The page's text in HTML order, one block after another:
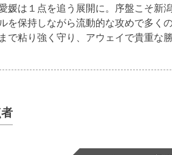
は１点を追う展開に。序盤こそ新
保持しながら流動的な攻めで多く
粘り強く守り、アウェイで貴重な